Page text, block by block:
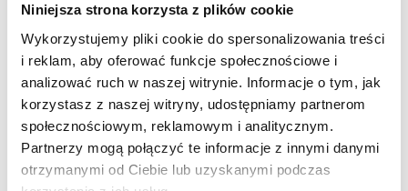
Niniejsza strona korzysta z plików cookie
Wykorzystujemy pliki cookie do spersonalizowania treści
i reklam, aby oferować funkcje społecznościowe i
analizować ruch w naszej witrynie. Informacje o tym, jak
korzystasz z naszej witryny, udostępniamy partnerom
społecznościowym, reklamowym i analitycznym.
Partnerzy mogą połączyć te informacje z innymi danymi
otrzymanymi od Ciebie lub uzyskanymi podczas